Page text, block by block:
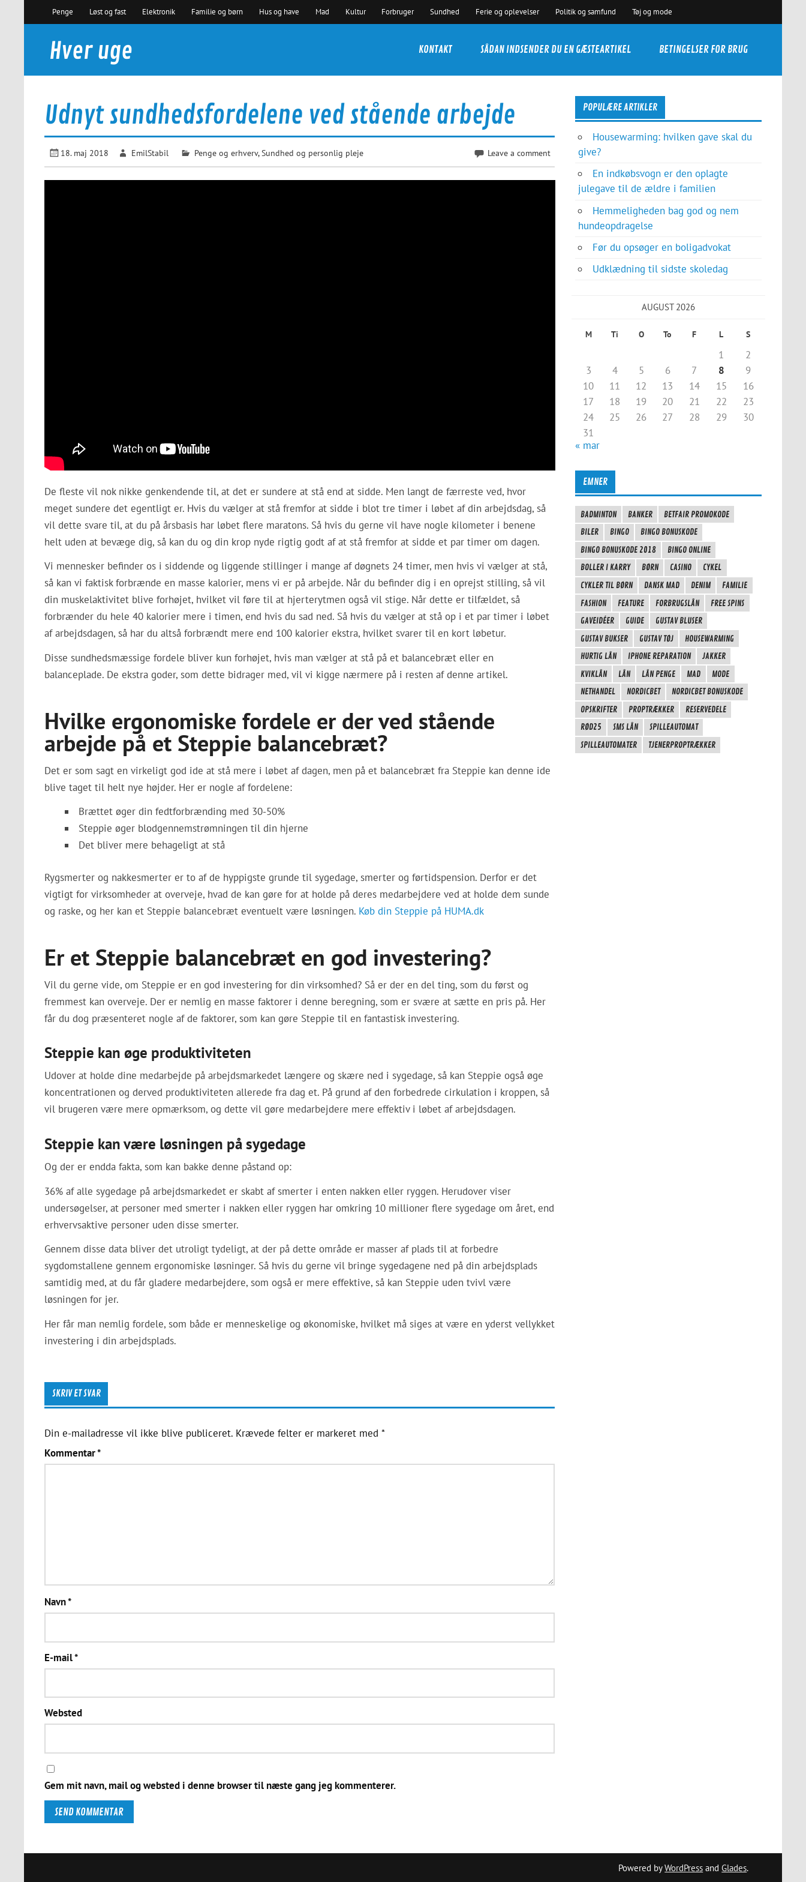
content
Penge Løst og fast Elektronik Familie og børn Hus og have Mad Kultur Forbruger Sundhed Ferie og oplevelser Politik og samfund Tøj og mode
Hver uge
Nyheder du kan bruge
KONTAKT SÅDAN INDSENDER DU EN GÆSTEARTIKEL BETINGELSER FOR BRUG
Udnyt sundhedsfordelene ved stående arbejde
18. maj 2018 EmilStabil Penge og erhverv, Sundhed og personlig pleje Leave a comment
De fleste vil nok nikke genkendende til, at det er sundere at stå end at sidde. Men langt de færreste ved, hvor
meget sundere det egentligt er. Hvis du vælger at stå fremfor at sidde i blot tre timer i løbet af din arbejdsdag, så
vil dette svare til, at du på årsbasis har løbet flere maratons. Så hvis du gerne vil have nogle kilometer i benene
helt uden at bevæge dig, så kan du og din krop nyde rigtig godt af at stå fremfor at sidde et par timer om dagen.
Vi mennesker befinder os i siddende og liggende stillinger i mange af døgnets 24 timer, men hvis vi vælger at stå,
så kan vi faktisk forbrænde en masse kalorier, mens vi er på arbejde. Når du befinder dig i en oprejst stilling, så vil
din muskelaktivitet blive forhøjet, hvilket vil føre til at hjerterytmen også vil stige. Når dette er tilfældet, så
forbrænder du hele 40 kalorier mere i timen, end hvis du sad ned. Så hvis du vælger at stå op i et par timer i løbet
af arbejdsdagen, så har du altså forbrændt mere end 100 kalorier ekstra, hvilket svarer til en kort løbetur.
Disse sundhedsmæssige fordele bliver kun forhøjet, hvis man vælger at stå på et balancebræt eller en
balanceplade. De ekstra goder, som dette bidrager med, vil vi kigge nærmere på i resten af denne artikel.
Hvilke ergonomiske fordele er der ved stående
arbejde på et Steppie balancebræt?
Det er som sagt en virkeligt god ide at stå mere i løbet af dagen, men på et balancebræt fra Steppie kan denne ide
blive taget til helt nye højder. Her er nogle af fordelene:
Brættet øger din fedtforbrænding med 30-50%
Steppie øger blodgennemstrømningen til din hjerne
Det bliver mere behageligt at stå
Rygsmerter og nakkesmerter er to af de hyppigste grunde til sygedage, smerter og førtidspension. Derfor er det
vigtigt for virksomheder at overveje, hvad de kan gøre for at holde på deres medarbejdere ved at holde dem sunde
og raske, og her kan et Steppie balancebræt eventuelt være løsningen. Køb din Steppie på HUMA.dk
Er et Steppie balancebræt en god investering?
Vil du gerne vide, om Steppie er en god investering for din virksomhed? Så er der en del ting, som du først og
fremmest kan overveje. Der er nemlig en masse faktorer i denne beregning, som er svære at sætte en pris på. Her
får du dog præsenteret nogle af de faktorer, som kan gøre Steppie til en fantastisk investering.
Steppie kan øge produktiviteten
Udover at holde dine medarbejde på arbejdsmarkedet længere og skære ned i sygedage, så kan Steppie også øge
koncentrationen og derved produktiviteten allerede fra dag et. På grund af den forbedrede cirkulation i kroppen, så
vil brugeren være mere opmærksom, og dette vil gøre medarbejdere mere effektiv i løbet af arbejdsdagen.
Steppie kan være løsningen på sygedage
Og der er endda fakta, som kan bakke denne påstand op:
36% af alle sygedage på arbejdsmarkedet er skabt af smerter i enten nakken eller ryggen. Herudover viser
undersøgelser, at personer med smerter i nakken eller ryggen har omkring 10 millioner flere sygedage om året, end
erhvervsaktive personer uden disse smerter.
Gennem disse data bliver det utroligt tydeligt, at der på dette område er masser af plads til at forbedre
sygdomstallene gennem ergonomiske løsninger. Så hvis du gerne vil bringe sygedagene ned på din arbejdsplads
samtidig med, at du får gladere medarbejdere, som også er mere effektive, så kan Steppie uden tvivl være
løsningen for jer.
Her får man nemlig fordele, som både er menneskelige og økonomiske, hvilket må siges at være en yderst vellykket
investering i din arbejdsplads.
SKRIV ET SVAR
Din e-mailadresse vil ikke blive publiceret. Krævede felter er markeret med *
Kommentar*
Navn*
E-mail*
Websted
Gem mit navn, mail og websted i denne browser til næste gang jeg kommenterer.
POPULÆRE ARTIKLER
Housewarming: hvilken gave skal du
give?
En indkøbsvogn er den oplagte
julegave til de ældre i familien
Hemmeligheden bag god og nem
hundeopdragelse
Før du opsøger en boligadvokat
Udklædning til sidste skoledag
AUGUST 2026
M Ti O To F L S
1
2
3
4 5 6 7 8
9
10
11 12 13 14 15
16
17
18 19 20 21 22
23
24
25 26 27 28 29
30
31
« mar
EMNER
BADMINTON BANKER
BETFAIR PROMOKODE
BILER
BINGO
BINGO BONUSKODE
BINGO BONUSKODE 2018
BINGO ONLINE
BOLLER I KARRY
BØRN CASINO
CYKEL
CYKLER TIL BØRN
DANSK MAD DENIM
FAMILIE
FASHION
FEATURE FORBRUGSLÅN
FREE SPINS
GAVEIDÉER
GUIDE
GUSTAV BLUSER
GUSTAV BUKSER
GUSTAV TØJ
HOUSEWARMING
HURTIG LÅN
IPHONE REPARATION
JAKKER
KVIKLÅN
LÅN LÅN PENGE MAD
MODE
NETHANDEL
NORDICBET
NORDICBET BONUSKODE
OPSKRIFTER
PROPTRÆKKER
RESERVEDELE
RØD25
SMS LÅN
SPILLEAUTOMAT
SPILLEAUTOMATER
TJENERPROPTRÆKKER
Powered byWordPress andGlades.